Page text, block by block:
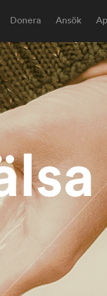
Donera Ansök